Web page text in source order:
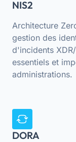
NIS2
Architecture
gestion des
d'incidents
essentiels et
administrations.
DORA